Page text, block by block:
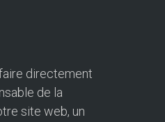
directement
de la
site web, un